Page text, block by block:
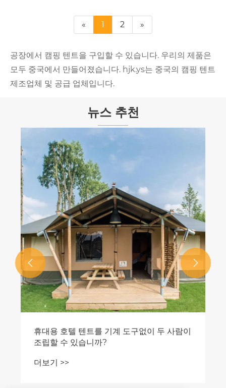
« 1 2 »
공장에서 캠핑 텐트을 구입할 수 있습니다. 우리의 제품은
모두 중국에서 만들어졌습니다. hjk.ys는 중국의 캠핑 텐트
제조업체 및 공급 업체입니다.
뉴스 추천
휴대용 호텔 텐트를 기계 도구없이 두 사람이
조립할 수 있습니까?
더보기 >>
 